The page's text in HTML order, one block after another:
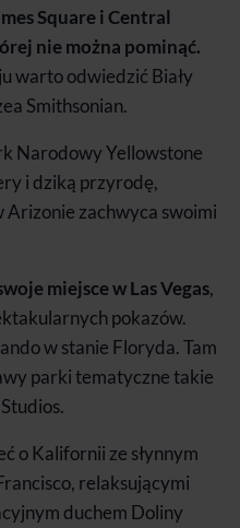
Square i Central
nie można pominąć.
warto odwiedzić Biały
Smithsonian.
Narodowy Yellowstone
i dziką przyrodę,
Arizonie zachwyca swoimi
miejsce w Las Vegas,
pokazów.
w stanie Floryda. Tam
parki tematyczne takie
o Kalifornii ze słynnym
relaksującymi
duchem Doliny